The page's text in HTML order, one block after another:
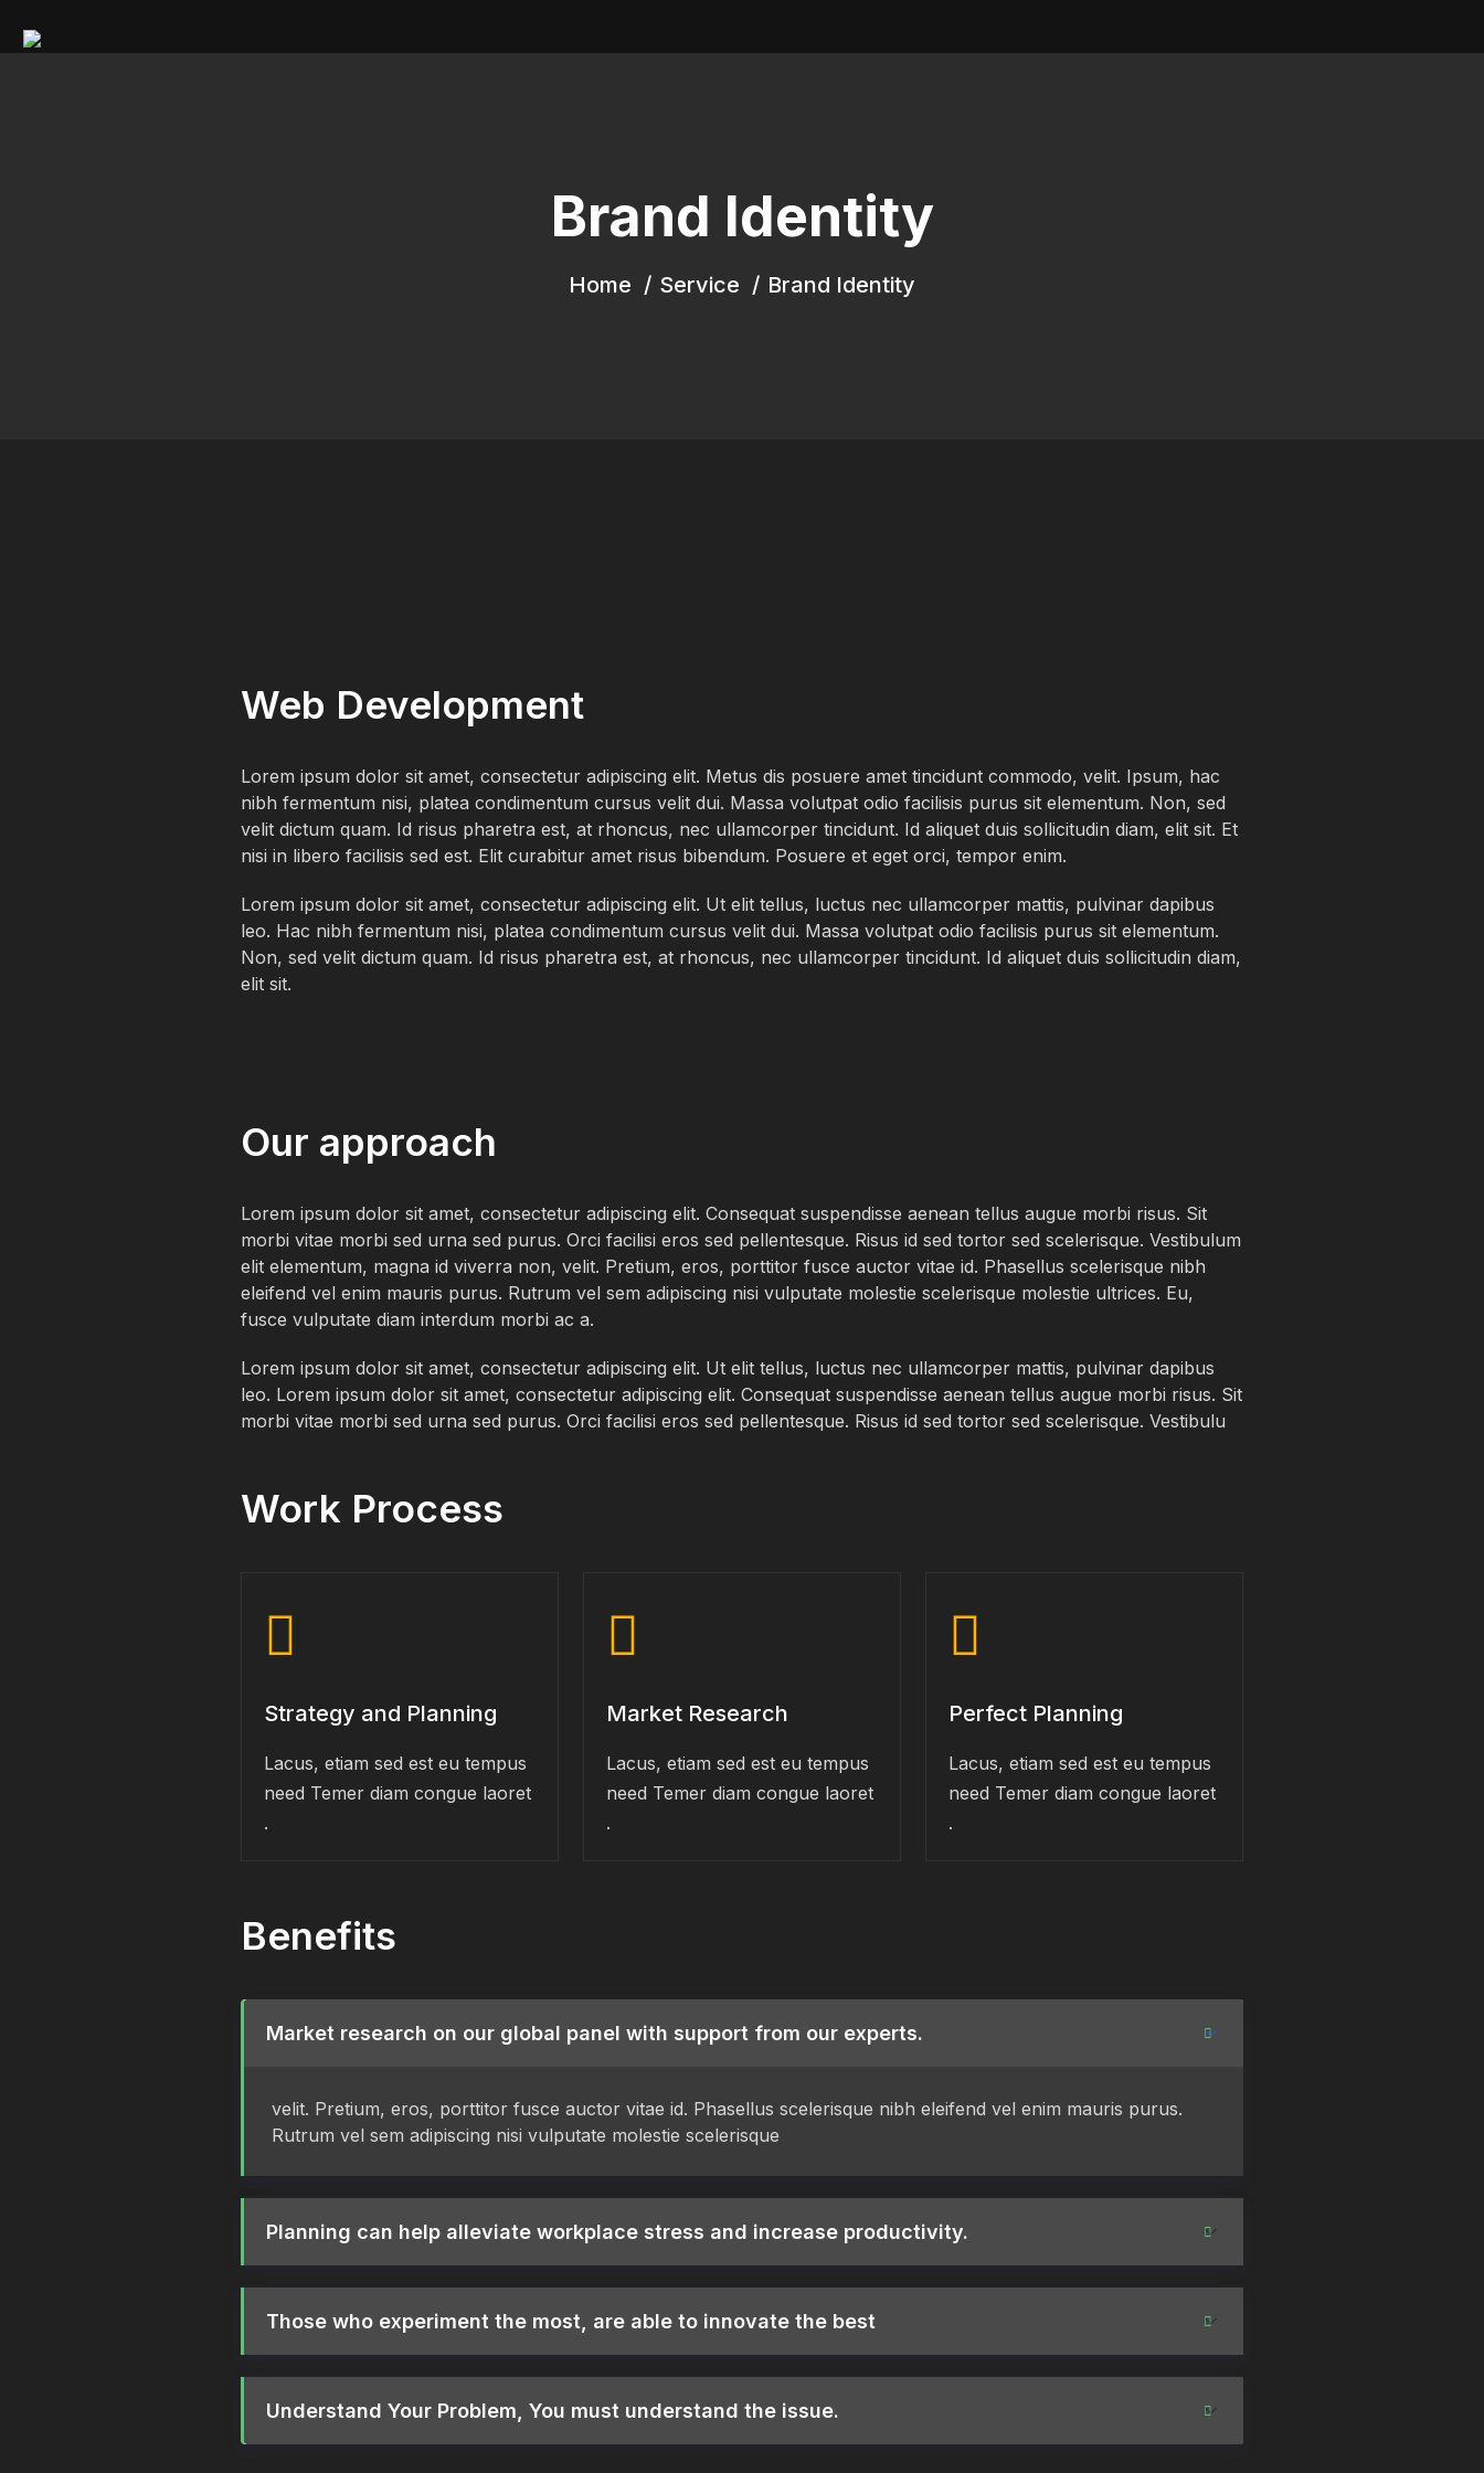
Brand Identity
Home Service Brand Identity
Web Development
Lorem ipsum dolor sit amet, consectetur adipiscing elit. Metus dis posuere amet tincidunt commodo, velit. Ipsum, hac
nibh fermentum nisi, platea condimentum cursus velit dui. Massa volutpat odio facilisis purus sit elementum. Non, sed
velit dictum quam. Id risus pharetra est, at rhoncus, nec ullamcorper tincidunt. Id aliquet duis sollicitudin diam, elit sit. Et
nisi in libero facilisis sed est. Elit curabitur amet risus bibendum. Posuere et eget orci, tempor enim.
Lorem ipsum dolor sit amet, consectetur adipiscing elit. Ut elit tellus, luctus nec ullamcorper mattis, pulvinar dapibus
leo. Hac nibh fermentum nisi, platea condimentum cursus velit dui. Massa volutpat odio facilisis purus sit elementum.
Non, sed velit dictum quam. Id risus pharetra est, at rhoncus, nec ullamcorper tincidunt. Id aliquet duis sollicitudin diam,
elit sit.
Our approach
Lorem ipsum dolor sit amet, consectetur adipiscing elit. Consequat suspendisse aenean tellus augue morbi risus. Sit
morbi vitae morbi sed urna sed purus. Orci facilisi eros sed pellentesque. Risus id sed tortor sed scelerisque. Vestibulum
elit elementum, magna id viverra non, velit. Pretium, eros, porttitor fusce auctor vitae id. Phasellus scelerisque nibh
eleifend vel enim mauris purus. Rutrum vel sem adipiscing nisi vulputate molestie scelerisque molestie ultrices. Eu,
fusce vulputate diam interdum morbi ac a.
Lorem ipsum dolor sit amet, consectetur adipiscing elit. Ut elit tellus, luctus nec ullamcorper mattis, pulvinar dapibus
leo. Lorem ipsum dolor sit amet, consectetur adipiscing elit. Consequat suspendisse aenean tellus augue morbi risus. Sit
morbi vitae morbi sed urna sed purus. Orci facilisi eros sed pellentesque. Risus id sed tortor sed scelerisque. Vestibulu
Work Process
Strategy and Planning
Lacus, etiam sed est eu tempus
need Temer diam congue laoret
.
Market Research
Lacus, etiam sed est eu tempus
need Temer diam congue laoret
.
Perfect Planning
Lacus, etiam sed est eu tempus
need Temer diam congue laoret
.
Benefits
Market research on our global panel with support from our experts.
velit. Pretium, eros, porttitor fusce auctor vitae id. Phasellus scelerisque nibh eleifend vel enim mauris purus.
Rutrum vel sem adipiscing nisi vulputate molestie scelerisque
Planning can help alleviate workplace stress and increase productivity.
Those who experiment the most, are able to innovate the best
Understand Your Problem, You must understand the issue.